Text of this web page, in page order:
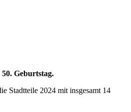
Geburtstag.
Stadtteile 2024 mit insgesamt 14